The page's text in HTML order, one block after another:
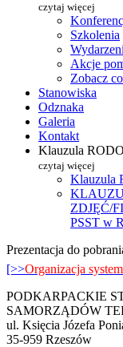
czytaj więcej
Szkolenia
Akcje
Zobacz
Stanowiska
Odznaka
Galeria
Kontakt
Klauzula RODO
czytaj więcej
Klauzula
ZDJĘĆ/
PSST w
Prezentacja do
[>>Organizacja
PODKARPACKIE
SAMORZĄDÓW
ul. Księcia Józefa
35-959